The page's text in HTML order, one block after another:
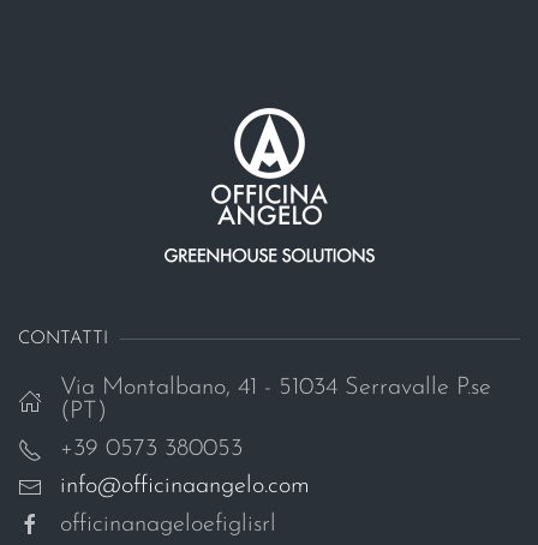
CONTATTI
Via Montalbano, 41 - 51034 Serravalle P.se
(PT)
+39 0573 380053
info@officinaangelo.com
officinanageloefiglisrl